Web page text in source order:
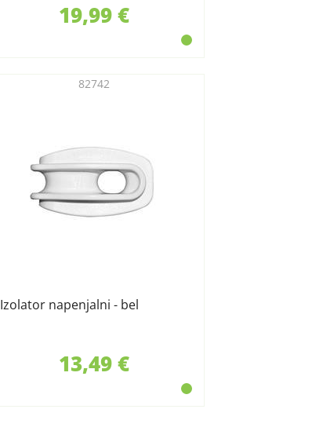
19,99 €
Izolator napenjalni - bel
82742
13,49 €